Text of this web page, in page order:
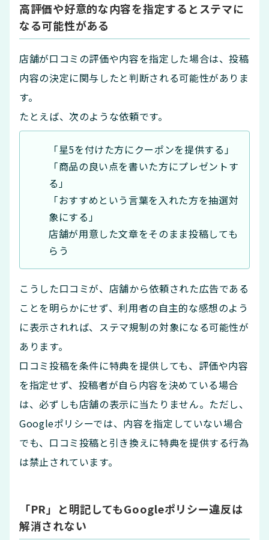
高評価や好意的な内容を指定するとステマに
なる可能性がある
店舗が口コミの評価や内容を指定した場合は、投稿
内容の決定に関与したと判断される可能性がありま
す。
たとえば、次のような依頼です。
「星5を付けた方にクーポンを提供する」
「商品の良い点を書いた方にプレゼントす
る」
「おすすめという言葉を入れた方を抽選対
象にする」
店舗が用意した文章をそのまま投稿しても
らう
こうした口コミが、店舗から依頼された広告である
ことを明らかにせず、利用者の自主的な感想のよう
に表示されれば、ステマ規制の対象になる可能性が
あります。
口コミ投稿を条件に特典を提供しても、評価や内容
を指定せず、投稿者が自ら内容を決めている場合
は、必ずしも店舗の表示に当たりません。ただし、
Googleポリシーでは、内容を指定していない場合
でも、口コミ投稿と引き換えに特典を提供する行為
は禁止されています。
「PR」と明記してもGoogleポリシー違反は
解消されない